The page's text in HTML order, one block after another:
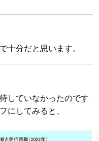
十分だと思います。
していなかったのです
にしてみると、